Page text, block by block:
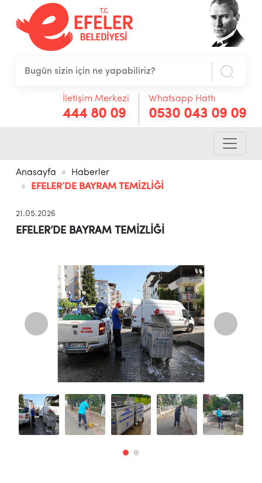
İletişim Merkezi
444 80 09
Whatsapp Hattı
0530 043 09 09
Anasayfa
Haberler
EFELER’DE BAYRAM TEMİZLİĞİ
21.05.2026
EFELER’DE BAYRAM TEMİZLİĞİ